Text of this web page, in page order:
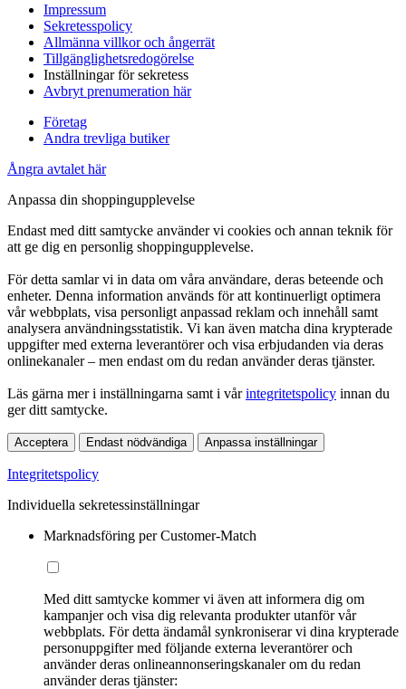
Impressum
Sekretesspolicy
Allmänna villkor och ångerrät
Tillgänglighetsredogörelse
Inställningar för sekretess
Avbryt prenumeration här
Företag
Andra trevliga butiker
Ångra avtalet här
Anpassa din shoppingupplevelse
Endast med ditt samtycke använder vi cookies och annan teknik för
att ge dig en personlig shoppingupplevelse.
För detta samlar vi in data om våra användare, deras beteende och
enheter. Denna information används för att kontinuerligt optimera
vår webbplats, visa personligt anpassad reklam och innehåll samt
analysera användningsstatistik. Vi kan även matcha dina krypterade
uppgifter med externa leverantörer och visa erbjudanden via deras
onlinekanaler – men endast om du redan använder deras tjänster.
Läs gärna mer i inställningarna samt i vårintegritetspolicy innan du
ger ditt samtycke.
Acceptera Endast nödvändiga Anpassa inställningar
Integritetspolicy
Individuella sekretessinställningar
Marknadsföring per Customer-Match
Med ditt samtycke kommer vi även att informera dig om
kampanjer och visa dig relevanta produkter utanför vår
webbplats. För detta ändamål synkroniserar vi dina krypterade
personuppgifter med följande externa leverantörer och
använder deras onlineannonseringskanaler om du redan
använder deras tjänster: